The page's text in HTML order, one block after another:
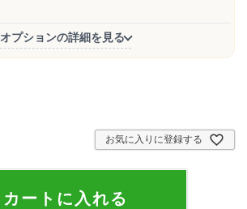
オプションの詳細を見る
お気に入りに登録する
カートに入れる